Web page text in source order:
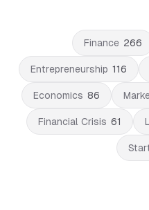
Finance 266
Entrepreneurship 116
Economics 86
Financial Crisis 61